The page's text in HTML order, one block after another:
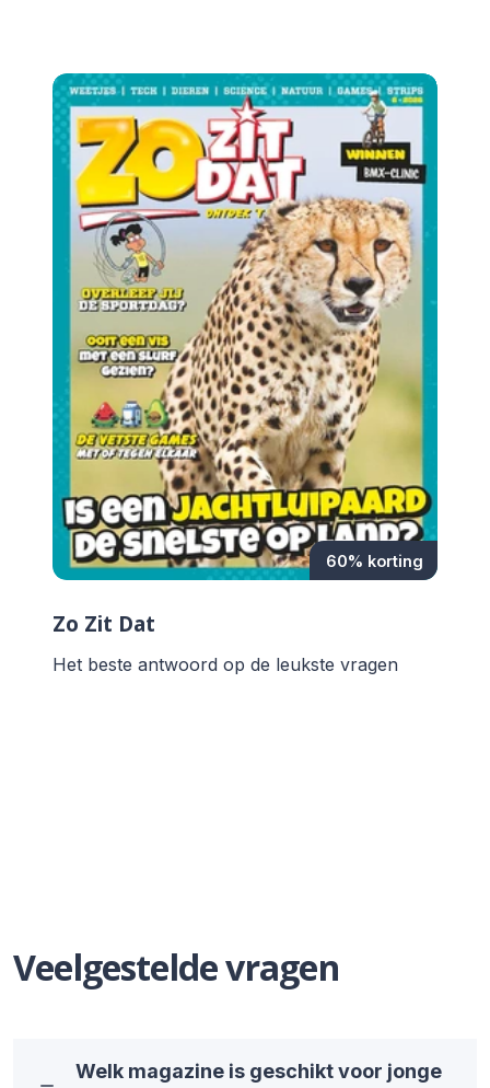
60% korting
Zo Zit Dat
Het beste antwoord op de leukste vragen
Veelgestelde vragen
Welk magazine is geschikt voor jonge